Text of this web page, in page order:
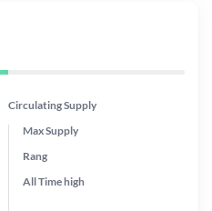
Circulating Supply
Max Supply
Rang
All Timehigh